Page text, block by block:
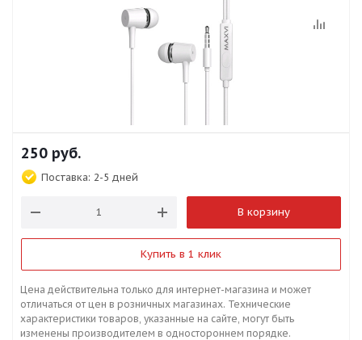
250 руб.
Поставка: 2-5 дней
В корзину
Купить в 1 клик
Цена действительна только для интернет-магазина и может
отличаться от цен в розничных магазинах. Технические
характеристики товаров, указанные на сайте, могут быть
изменены производителем в одностороннем порядке.